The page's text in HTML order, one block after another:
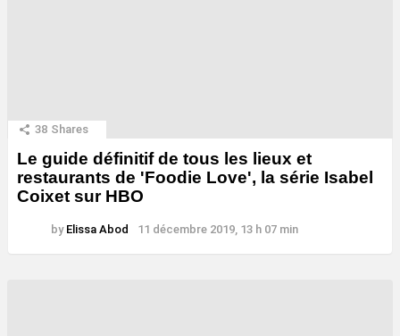
38 Shares
Le guide définitif de tous les lieux et
restaurants de 'Foodie Love', la série Isabel
Coixet sur HBO
by Elissa Abod 11 décembre 2019, 13 h 07 min